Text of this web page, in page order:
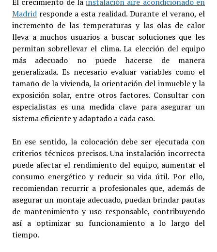
El crecimiento de lainstalación aire acondicionado en
Madridresponde a esta realidad. Durante el verano, el
incremento de las temperaturas y las olas de calor
lleva a muchos usuarios a buscar soluciones que les
permitan sobrellevar el clima. La elección del equipo
más adecuado no puede hacerse de manera
generalizada. Es necesario evaluar variables como el
tamaño de la vivienda, la orientación del inmueble y la
exposición solar, entre otros factores. Consultar con
especialistas es una medida clave para asegurar un
sistema eficiente y adaptado a cada caso.
En ese sentido, la colocación debe ser ejecutada con
criterios técnicos precisos. Una instalación incorrecta
puede afectar el rendimiento del equipo, aumentar el
consumo energético y reducir su vida útil. Por ello,
recomiendan recurrir a profesionales que, además de
asegurar un montaje adecuado, puedan brindar pautas
de mantenimiento y uso responsable, contribuyendo
así a optimizar su funcionamiento a lo largo del
tiempo.